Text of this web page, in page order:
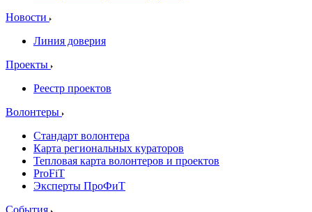
Новости
Линия доверия
Проекты
Реестр проектов
Волонтеры
Стандарт волонтера
Карта региональных кураторов
Тепловая карта волонтеров и проектов
ProFiT
Эксперты ПроФиТ
События